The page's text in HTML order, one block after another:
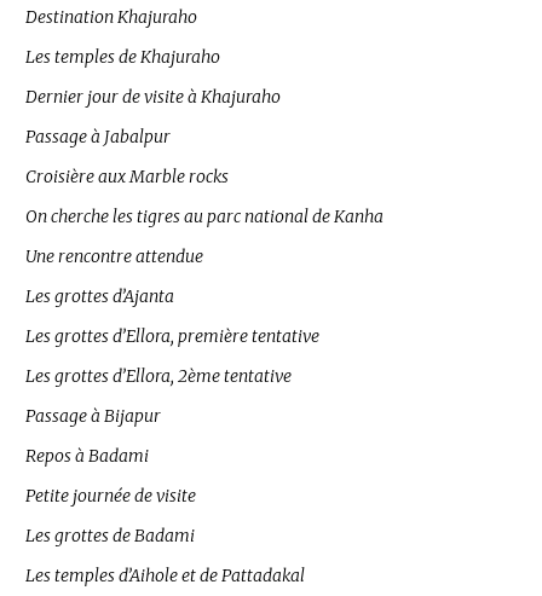
Destination Khajuraho
Les temples de Khajuraho
Dernier jour de visite à Khajuraho
Passage à Jabalpur
Croisière aux Marble rocks
On cherche les tigres au parc national de Kanha
Une rencontre attendue
Les grottes d’Ajanta
Les grottes d’Ellora, première tentative
Les grottes d’Ellora, 2ème tentative
Passage à Bijapur
Repos à Badami
Petite journée de visite
Les grottes de Badami
Les temples d’Aihole et de Pattadakal